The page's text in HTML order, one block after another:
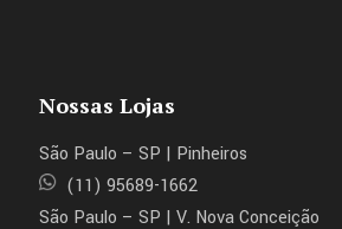
Nossas Lojas
São Paulo – SP | Pinheiros
(11) 95689-1662
São Paulo – SP | V. Nova Conceição